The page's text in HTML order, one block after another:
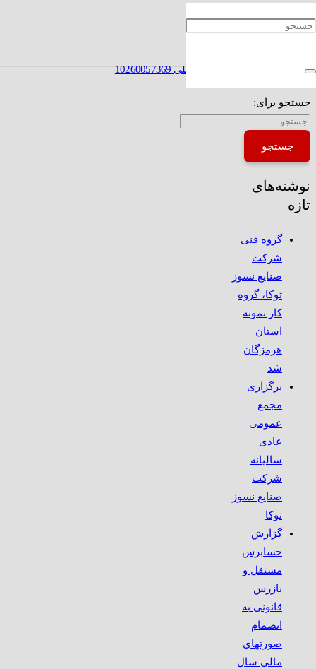
شده به شماره 2673 و شناسه ملی 10260057369
جستجو برای:
نوشته‌های
تازه
گروه فنی
شرکت
صنایع نسوز
توکا، گروه
کار نمونه
استان
هرمزگان
شد
برگزاری
مجمع
عمومی
عادی
سالیانه
شرکت
صنایع نسوز
توکا
گزارش
حسابرس
مستقل و
بازرس
قانونی به
انضمام
صورتهای
مالی سال